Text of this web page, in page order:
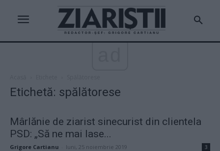
Etichetă: spălătorese
Mârlănie de ziarist sinecurist din clientela
PSD: „Să ne mai lase...
Grigore Cartianu luni, 25 noiembrie 2019 3